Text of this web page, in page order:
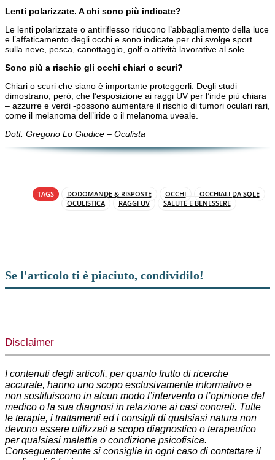
Lenti polarizzate. A chi sono più indicate?
Le lenti polarizzate o antiriflesso riducono l’abbagliamento della luce
e l’affaticamento degli occhi e sono indicate per chi svolge sport
sulla neve, pesca, canottaggio, golf o attività lavorative al sole.
Sono più a rischio gli occhi chiari o scuri?
Chiari o scuri che siano è importante proteggerli. Degli studi
dimostrano, però, che l’esposizione ai raggi UV per l’iride più chiara
– azzurre e verdi -possono aumentare il rischio di tumori oculari rari,
come il melanoma dell’iride o il melanoma uveale.
Dott. Gregorio Lo Giudice – Oculista
TAGS DODOMANDE & RISPOSTE OCCHI
OCCHIALI DA SOLE
OCULISTICA
RAGGI UV SALUTE E BENESSERE
Se l'articolo ti è piaciuto, condividilo!
Disclaimer
I contenuti degli articoli, per quanto frutto di ricerche
accurate, hanno uno scopo esclusivamente informativo e
non sostituiscono in alcun modo l’intervento o l’opinione del
medico o la sua diagnosi in relazione ai casi concreti. Tutte
le terapie, i trattamenti ed i consigli di qualsiasi natura non
devono essere utilizzati a scopo diagnostico o terapeutico
per qualsiasi malattia o condizione psicofisica.
Conseguentemente si consiglia in ogni caso di contattare il